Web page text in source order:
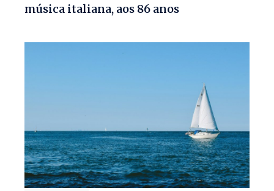
música italiana, aos 86 anos